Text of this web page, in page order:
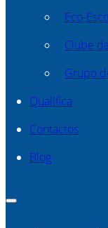
Eco-
Clube
Grupo
Qualifica
Contactos
Blog